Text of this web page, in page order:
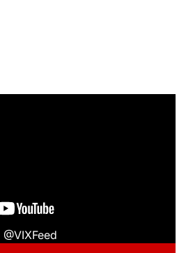
@VIXFeed